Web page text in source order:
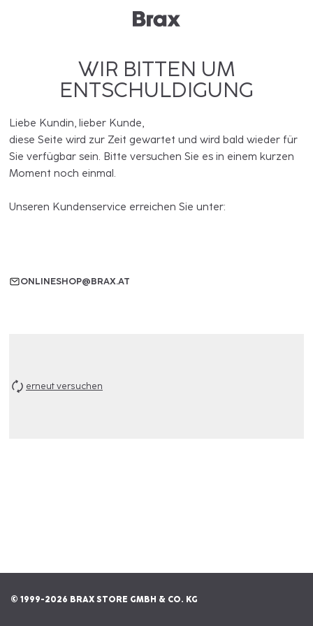
WIR BITTEN UM
ENTSCHULDIGUNG
Liebe Kundin, lieber Kunde,
diese Seite wird zur Zeit gewartet und wird bald wieder für
Sie verfügbar sein. Bitte versuchen Sie es in einem kurzen
Moment noch einmal.
Unseren Kundenservice erreichen Sie unter:
ONLINESHOP@BRAX.AT
erneut versuchen
© 1999-2026 BRAX STORE GMBH & CO. KG